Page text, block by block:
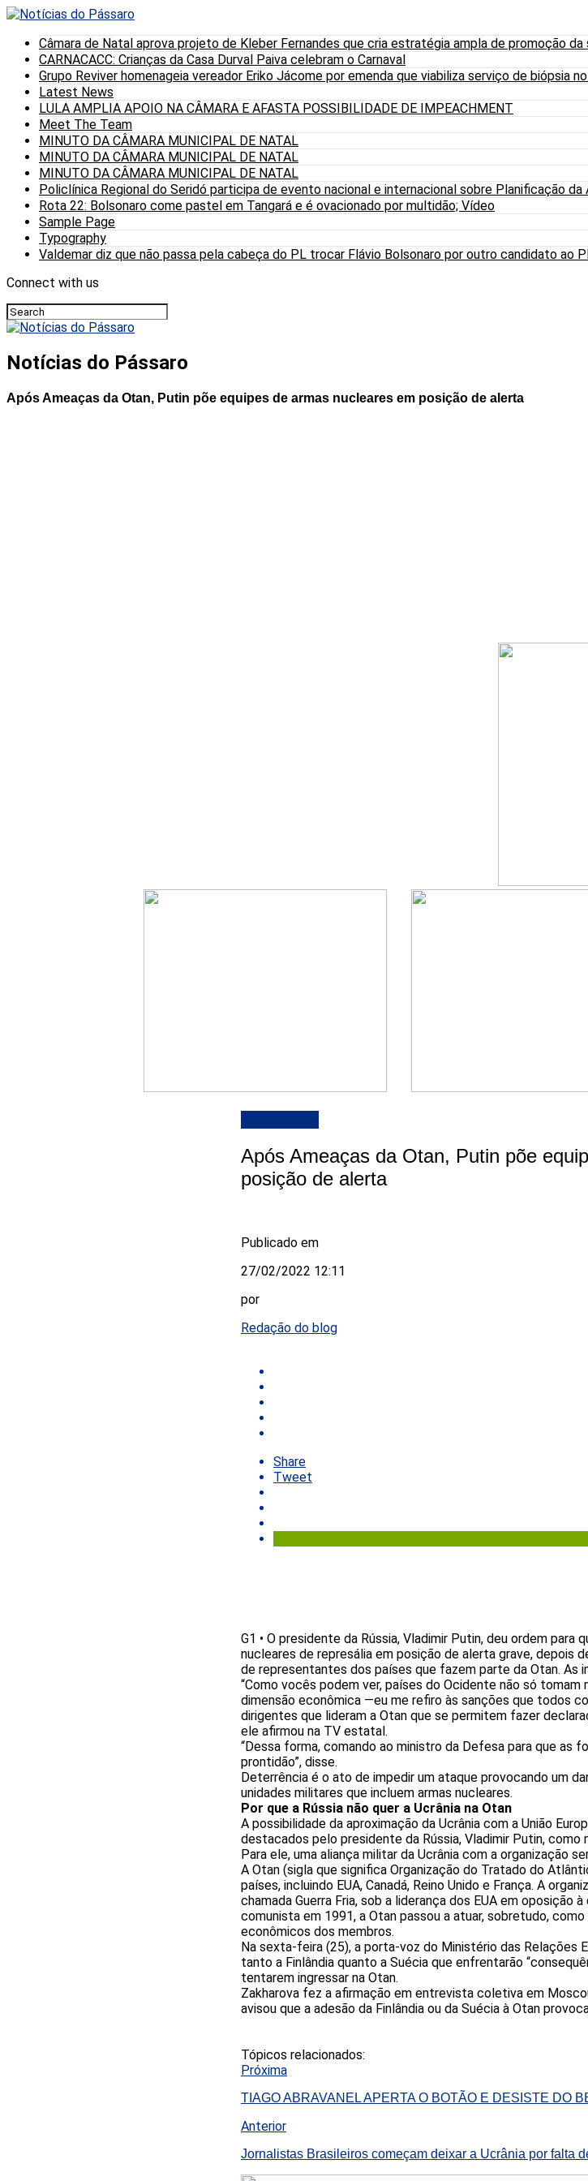
Câmara de Natal aprova projeto de Kleber Fernandes que cria estratégia ampla de promoção da
CARNACACC: Crianças da Casa Durval Paiva celebram o Carnaval
Grupo Reviver homenageia vereador Eriko Jácome por emenda que viabiliza serviço de biópsia
Latest News
LULA AMPLIA APOIO NA CÂMARA E AFASTA POSSIBILIDADE DE IMPEACHMENT
Meet The Team
MINUTO DA CÂMARA MUNICIPAL DE NATAL
MINUTO DA CÂMARA MUNICIPAL DE NATAL
MINUTO DA CÂMARA MUNICIPAL DE NATAL
Policlínica Regional do Seridó participa de evento nacional e internacional sobre Planificação da
Rota 22: Bolsonaro come pastel em Tangará e é ovacionado por multidão; Vídeo
Sample Page
Typography
Valdemar diz que não passa pela cabeça do PL trocar Flávio Bolsonaro por outro candidato ao
Connect with us
Notícias do Pássaro
Após Ameaças da Otan, Putin põe equipes de armas nucleares em posição de alerta
Após Ameaças da Otan, Putin põe
posição de alerta
Publicado em
27/02/2022 12:11
por
Redação do blog
Share
Tweet
G1 • O presidente da Rússia, Vladimir Putin, deu ordem para
nucleares de represália em posição de alerta grave, depois
de representantes dos países que fazem parte da Otan. As
“Como vocês podem ver, países do Ocidente não só
dimensão econômica —eu me refiro às sanções que todos
dirigentes que lideram a Otan que se permitem fazer
ele afirmou na TV estatal.
“Dessa forma, comando ao ministro da Defesa para que as
prontidão”, disse.
Deterrência é o ato de impedir um ataque provocando um
unidades militares que incluem armas nucleares.
Por que a Rússia não quer a Ucrânia na Otan
A possibilidade da aproximação da Ucrânia com a União
destacados pelo presidente da Rússia, Vladimir Putin, como
Para ele, uma aliança militar da Ucrânia com a organização
A Otan (sigla que significa Organização do Tratado do
países, incluindo EUA, Canadá, Reino Unido e França. A
chamada Guerra Fria, sob a liderança dos EUA em oposição
comunista em 1991, a Otan passou a atuar, sobretudo,
econômicos dos membros.
Na sexta-feira (25), a porta-voz do Ministério das Relações
tanto a Finlândia quanto a Suécia que enfrentarão
tentarem ingressar na Otan.
Zakharova fez a afirmação em entrevista coletiva em
avisou que a adesão da Finlândia ou da Suécia à Otan
Tópicos relacionados:
Próxima
TIAGO ABRAVANEL APERTA O BOTÃO E DESISTE DO
Anterior
Jornalistas Brasileiros começam deixar a Ucrânia por falta